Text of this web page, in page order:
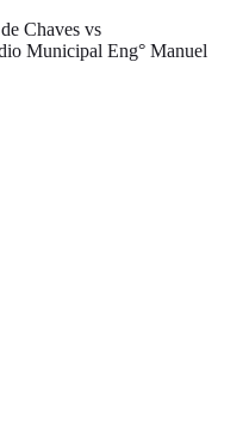
Chaves vs
Municipal Eng° Manuel